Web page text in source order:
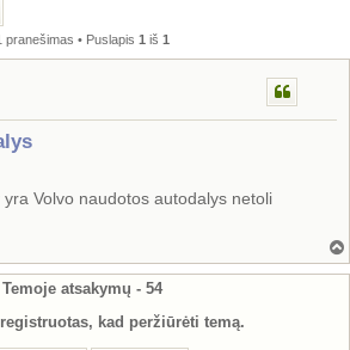
pranešimas • Puslapis 1 iš 1
Volvo naudotos autodalys netoli
i
Temoje atsakymų - 54
kad peržiūrėti temą.